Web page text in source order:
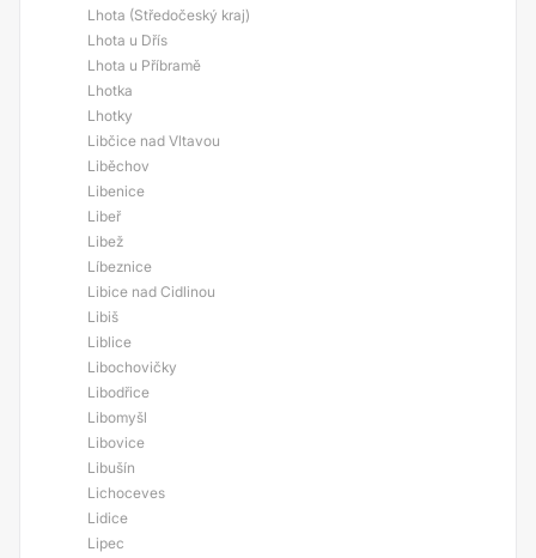
Lhota (Středočeský kraj)
Lhota u Dřís
Lhota u Příbramě
Lhotka
Lhotky
Libčice nad Vltavou
Liběchov
Libenice
Libeř
Libež
Líbeznice
Libice nad Cidlinou
Libiš
Liblice
Libochovičky
Libodřice
Libomyšl
Libovice
Libušín
Lichoceves
Lidice
Lipec